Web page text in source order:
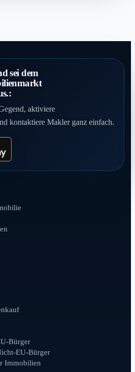
sei dem
aktiviere
kontaktiere Makler ganz einfach.
Bürger
EU-Bürger
Immobilien